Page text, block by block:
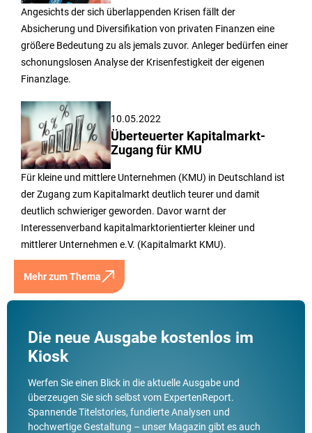
Angesichts der sich überlappenden Krisen fällt der
Absicherung und Diversifikation von privaten Finanzen eine
größere Bedeutung zu als jemals zuvor. Anleger bedürfen einer
schonungslosen Analyse der Krisenfestigkeit der eigenen
Finanzlage.
10.05.2022
Überteuerter Kapitalmarkt-
Zugang für KMU
Für kleine und mittlere Unternehmen (KMU) in Deutschland ist
der Zugang zum Kapitalmarkt deutlich teurer und damit
deutlich schwieriger geworden. Davor warnt der
Interessenverband kapitalmarktorientierter kleiner und
mittlerer Unternehmen e.V. (Kapitalmarkt KMU).
Mehr zum Thema
Die neue Ausgabe kostenlos im
Kiosk
Werfen Sie einen Blick in die aktuelle Ausgabe und
überzeugen Sie sich selbst vom ExpertenReport.
Spannende Titelstories, fundierte Analysen und
hochwertige Gestaltung – unser Magazin gibt es auch